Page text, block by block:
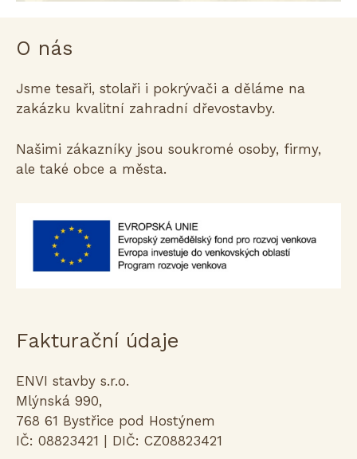
O nás
Jsme tesaři, stolaři i pokrývači a děláme na
zakázku kvalitní zahradní dřevostavby.
Našimi zákazníky jsou soukromé osoby, firmy,
ale také obce a města.
Fakturační údaje
ENVI stavby s.r.o.
Mlýnská 990,
768 61 Bystřice pod Hostýnem
IČ: 08823421 | DIČ: CZ08823421